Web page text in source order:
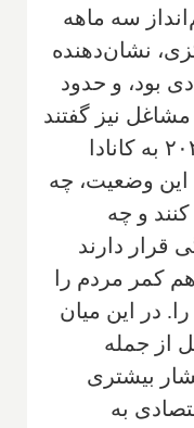
سه ماهه
نشان‌دهنده
بود، و حدود
و ۳۸% مشاغل نیز گفتند
که رکود اقتصادی در سال ۲۰۲۴ به کانادا
این وضعیت، چه
کنند و چه
قرار دارند
کمر مردم را
در این میان
از جمله
بیشتری
به